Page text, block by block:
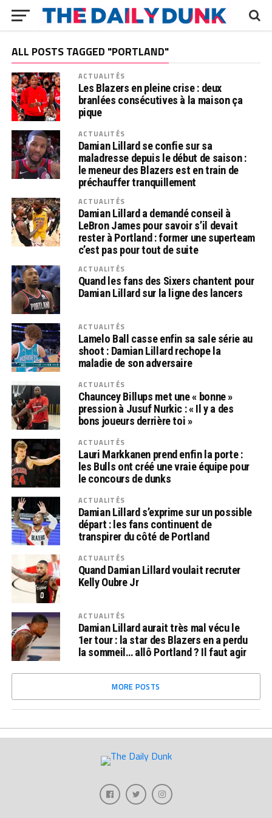
ALL POSTS TAGGED "PORTLAND"
ACTUALITÉS
Les Blazers en pleine crise : deux
branlées consécutives à la maison ça
pique
ACTUALITÉS
Damian Lillard se confie sur sa
maladresse depuis le début de saison :
le meneur des Blazers est en train de
préchauffer tranquillement
ACTUALITÉS
Damian Lillard a demandé conseil à
LeBron James pour savoir s’il devait
rester à Portland : former une superteam
c’est pas pour tout de suite
ACTUALITÉS
Quand les fans des Sixers chantent pour
Damian Lillard sur la ligne des lancers
ACTUALITÉS
Lamelo Ball casse enfin sa sale série au
shoot : Damian Lillard rechope la
maladie de son adversaire
ACTUALITÉS
Chauncey Billups met une « bonne »
pression à Jusuf Nurkic : « Il y a des
bons joueurs derrière toi »
ACTUALITÉS
Lauri Markkanen prend enfin la porte :
les Bulls ont créé une vraie équipe pour
le concours de dunks
ACTUALITÉS
Damian Lillard s’exprime sur un possible
départ : les fans continuent de
transpirer du côté de Portland
ACTUALITÉS
Quand Damian Lillard voulait recruter
Kelly Oubre Jr
ACTUALITÉS
Damian Lillard aurait très mal vécu le
1er tour : la star des Blazers en a perdu
la sommeil… allô Portland ? Il faut agir
MORE POSTS